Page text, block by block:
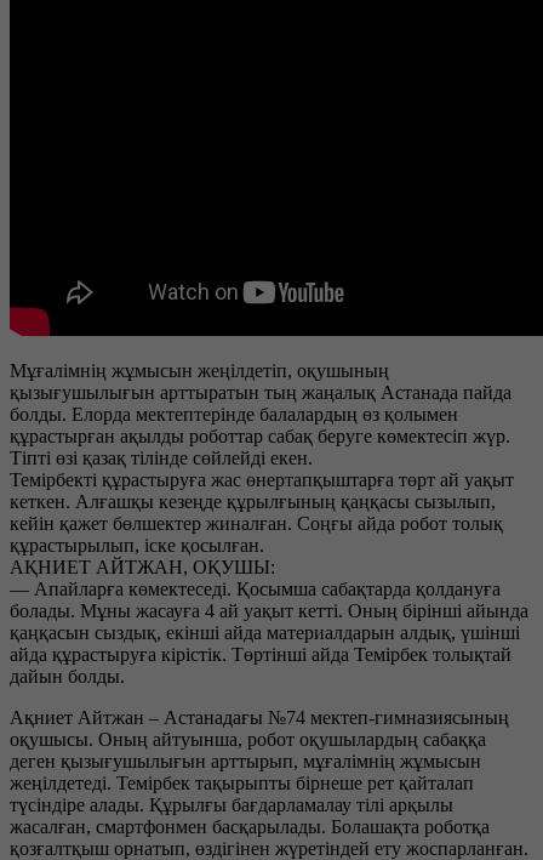
Мұғалімнің жұмысын жеңілдетіп, оқушының
қызығушылығын арттыратын тың жаңалық Астанада пайда
болды. Елорда мектептерінде балалардың өз қолымен
құрастырған ақылды роботтар сабақ беруге көмектесіп жүр.
Тіпті өзі қазақ тілінде сөйлейді екен.
Темірбекті құрастыруға жас өнертапқыштарға төрт ай уақыт
кеткен. Алғашқы кезеңде құрылғының қаңқасы сызылып,
кейін қажет бөлшектер жиналған. Соңғы айда робот толық
құрастырылып, іске қосылған.
АҚНИЕТ АЙТЖАН, ОҚУШЫ:
— Апайларға көмектеседі. Қосымша сабақтарда қолдануға
болады. Мұны жасауға 4 ай уақыт кетті. Оның бірінші айында
қаңқасын сыздық, екінші айда материалдарын алдық, үшінші
айда құрастыруға кірістік. Төртінші айда Темірбек толықтай
дайын болды.
Ақниет Айтжан – Астанадағы №74 мектеп-гимназиясының
оқушысы. Оның айтуынша, робот оқушылардың сабаққа
деген қызығушылығын арттырып, мұғалімнің жұмысын
жеңілдетеді. Темірбек тақырыпты бірнеше рет қайталап
түсіндіре алады. Құрылғы бағдарламалау тілі арқылы
жасалған, смартфонмен басқарылады. Болашақта роботқа
қозғалтқыш орнатып, өздігінен жүретіндей ету жоспарланған.